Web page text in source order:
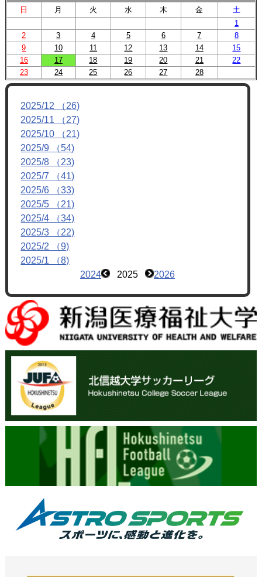
日 月 火 水 木 金
土
1
2
3 4 5 6 7
8
9
10 11 12 13 14
15
16
17 18 19 20 21
22
23
24 25 26 27 28
2025/12 （26)
2025/11 （27)
2025/10 （21)
2025/9 （54)
2025/8 （23)
2025/7 （41)
2025/6 （33)
2025/5 （21)
2025/4 （34)
2025/3 （22)
2025/2 （9)
2025/1 （8)
2024
2025 2026